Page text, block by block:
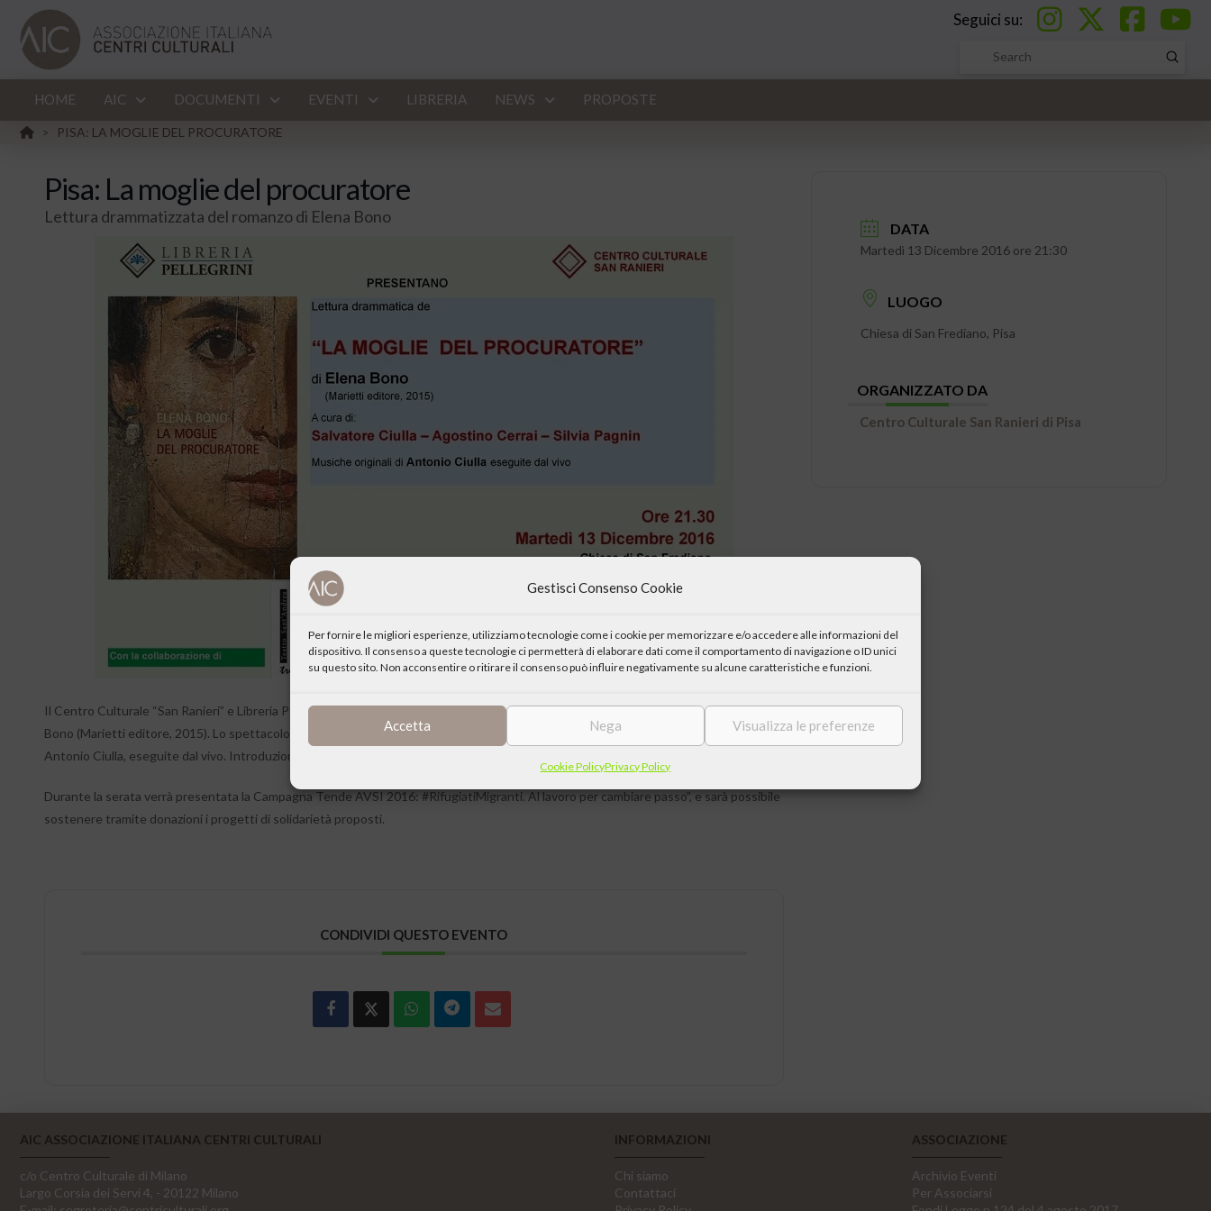
Gestisci Consenso Cookie
Per fornire le migliori esperienze, utilizziamo tecnologie come i cookie per memorizzare e/o accedere alle informazioni del
dispositivo. Il consenso a queste tecnologie ci permetterà di elaborare dati come il comportamento di navigazione o ID unici
su questo sito. Non acconsentire o ritirare il consenso può influire negativamente su alcune caratteristiche e funzioni.
Accetta Nega Visualizza le preferenze
Cookie PolicyPrivacy Policy
Seguici su:
Search
Submit
HOME AIC DOCUMENTI EVENTI LIBRERIA NEWS PROPOSTE
HOME
> PISA: LA MOGLIE DEL PROCURATORE
Pisa: La moglie del procuratore
Lettura drammatizzata del romanzo di Elena Bono
Il Centro Culturale “San Ranieri” e Libreria Pellegrini organizzano una lettura drammatizzata de “La moglie del procuratore” di Elena
Bono (Marietti editore, 2015). Lo spettacolo è a cura di Salvatore Ciulla, Agostino Cerrai e Silvia Pagnin, con musiche originali di
Antonio Ciulla, eseguite dal vivo. Introduzione di Francesco Marchitti.
Durante la serata verrà presentata la Campagna Tende AVSI 2016: #RifugiatiMigranti. Al lavoro per cambiare passo”, e sarà possibile
sostenere tramite donazioni i progetti di solidarietà proposti.
CONDIVIDI QUESTO EVENTO
DATA
Martedì 13 Dicembre 2016 ore 21:30
LUOGO
Chiesa di San Frediano, Pisa
ORGANIZZATO DA
Centro Culturale San Ranieri di Pisa
AIC ASSOCIAZIONE ITALIANA CENTRI CULTURALI
c/o Centro Culturale di Milano
Largo Corsia dei Servi 4, - 20122 Milano
INFORMAZIONI
Chi siamo
Contattaci
ASSOCIAZIONE
Archivio Eventi
Per Associarsi